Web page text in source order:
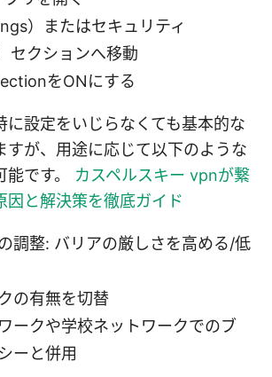
）またはセキュリティ
セクションへ移動
をONにする
に設定をいじらなくても基本的な
すが、用途に応じて以下のような
です。 カスペルスキー vpnが繋
因と解決策を徹底ガイド
調整: バリアの厳しさを高める/低
の有無を切替
ークや学校ネットワークでのブ
ーと併用